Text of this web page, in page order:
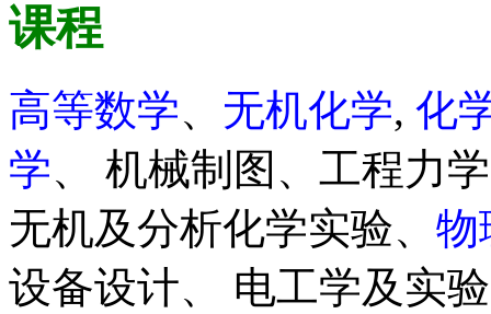
课程
高等数学、 无机化学, 化
学、 机械制图、工程力
无机及分析化学实验、 物
设备设计、 电工学及实